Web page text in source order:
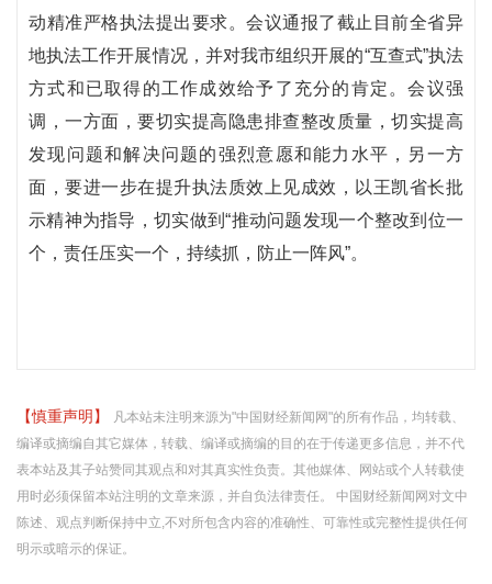
动精准严格执法提出要求。会议通报了截止目前全省异
地执法工作开展情况，并对我市组织开展的“互查式”执法
方式和已取得的工作成效给予了充分的肯定。会议强
调，一方面，要切实提高隐患排查整改质量，切实提高
发现问题和解决问题的强烈意愿和能力水平，另一方
面，要进一步在提升执法质效上见成效，以王凯省长批
示精神为指导，切实做到“推动问题发现一个整改到位一
个，责任压实一个，持续抓，防止一阵风”。
【慎重声明】
凡本站未注明来源为"中国财经新闻网"的所有作品，均转载、
编译或摘编自其它媒体，转载、编译或摘编的目的在于传递更多信息，并不代
表本站及其子站赞同其观点和对其真实性负责。其他媒体、网站或个人转载使
用时必须保留本站注明的文章来源，并自负法律责任。 中国财经新闻网对文中
陈述、观点判断保持中立,不对所包含内容的准确性、可靠性或完整性提供任何
明示或暗示的保证。